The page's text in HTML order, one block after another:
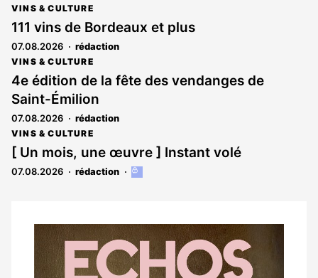
VINS & CULTURE
111 vins de Bordeaux et plus
07.08.2026 rédaction
VINS & CULTURE
4e édition de la fête des vendanges de
Saint-Émilion
07.08.2026 rédaction
VINS & CULTURE
[ Un mois, une œuvre ] Instant volé
07.08.2026 rédaction
Cet
aux
abonnés
Notre
dernier